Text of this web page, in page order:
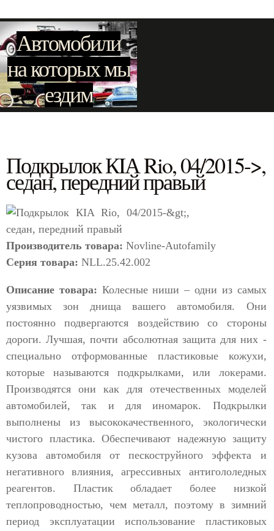
Автомобили
на которых мы
ездим
Подкрылок КIА Rio, 04/2015->,
седан, передний правый
Производитель товара: Novline-Autofamily
Серия товара: NLL.25.42.002
Описание товара: Колесные ниши – одни из самых
уязвимых зон днища вашего автомобиля. Они
постоянно подвергаются воздействию со стороны
дороги. Лучшая, почти абсолютная защита для них -
специально отформованные пластиковые кожухи,
которые называются подкрылками, или локерами.
Производятся они как для отечественных моделей
автомобилей, так и для иномарок. Подкрылки
выполнены из высококачественного, экологически
чистого пластика. Обеспечивают надежную защиту
кузова автомобиля от пескоструйного эффекта и
негативного влияния, агрессивных антигололедных
реагентов. Пластик обладает более низкой
теплопроводностью, чем металл, поэтому в зимний
период эксплуатации использование пластиковых